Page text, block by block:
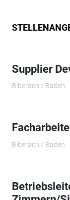
Supplier
Biberach / Baden
Biberach / Baden